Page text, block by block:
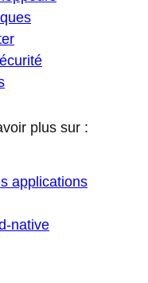
plus sur :
applications
native